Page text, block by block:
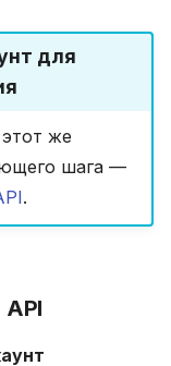
для
же
шага —
.